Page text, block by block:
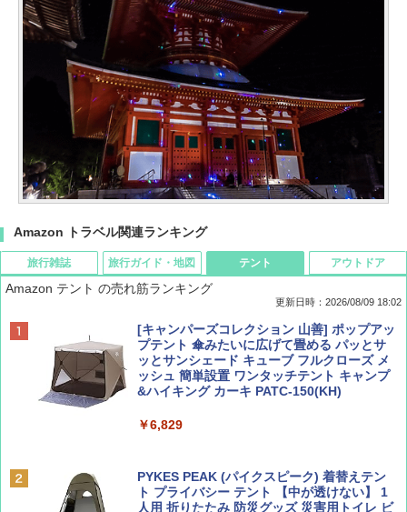
Amazon トラベル関連ランキング
旅行雑誌
BE-PAL(ビ-パル) 2026年 9 月号【特別付録:
SOTO ミニマル"旅"財布 ランダム2種】
￥1,500
￥713
旅行ガイド・地図
地球の歩き方 スター・ウォーズ
￥2,695
￥2,079
テント
Amazon テント の売れ筋ランキング
更新日時：2026/08/09 18:02
[キャンパーズコレクション 山善] ポップアッ
プテント 傘みたいに広げて畳める パッとサ
ッとサンシェード キューブ フルクローズ メ
ッシュ 簡単設置 ワンタッチテント キャンプ
&ハイキング カーキ PATC-150(KH)
￥6,829
PYKES PEAK (パイクスピーク) 着替えテン
ト プライバシー テント 【中が透けない】 1
人用 折りたたみ 防災グッズ 災害用トイレ ビ
アウトドア